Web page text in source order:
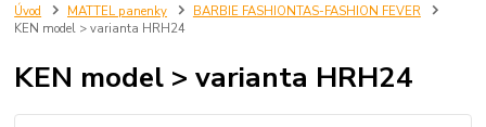
Úvod MATTEL panenky
BARBIE FASHIONTAS-FASHION FEVER
KEN model > varianta HRH24
KEN model > varianta HRH24